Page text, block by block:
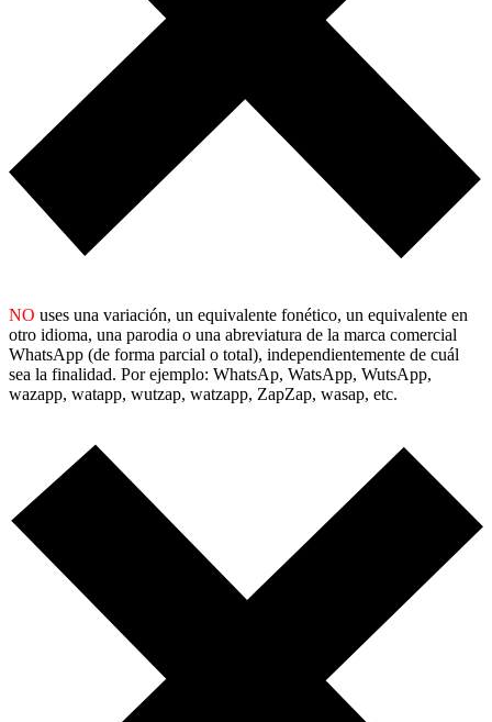
NO uses una variación, un equivalente fonético, un equivalente en
otro idioma, una parodia o una abreviatura de la marca comercial
WhatsApp (de forma parcial o total), independientemente de cuál
sea la finalidad. Por ejemplo: WhatsAp, WatsApp, WutsApp,
wazapp, watapp, wutzap, watzapp, ZapZap, wasap, etc.